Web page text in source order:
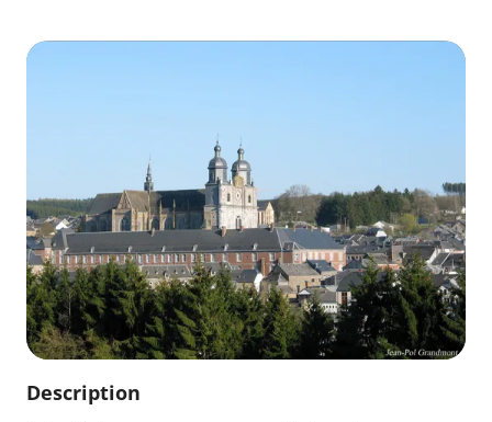
Description